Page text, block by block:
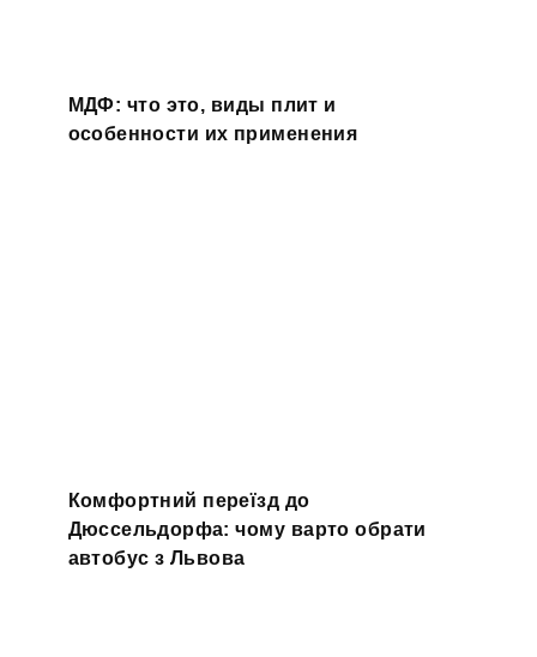
МДФ: что это, виды плит и
особенности их применения
Комфортний переїзд до
Дюссельдорфа: чому варто обрати
автобус з Львова